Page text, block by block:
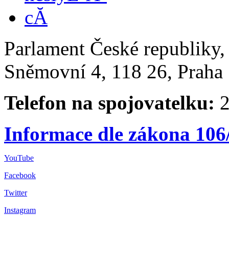
Parlament České
Sněmovní 4, 118 26,
Telefon na spojovatelku:
Informace dle zákona
YouTube
Facebook
Twitter
Instagram